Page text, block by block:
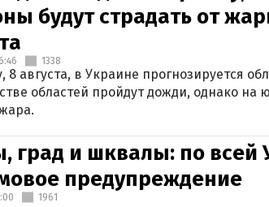
будут страдать от
1338
8 августа, в Украине прогнозируется
областей пройдут дожди, однако на
град и шквалы: по всей
предупреждение
1961